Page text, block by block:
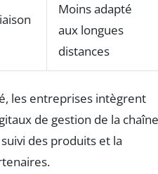
Moins adapté
aux longues
distances
les entreprises intègrent
de gestion de la chaîne
des produits et la